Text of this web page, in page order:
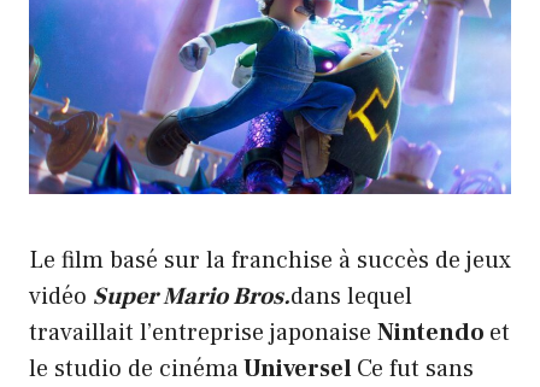
Le film basé sur la franchise à succès de jeux
vidéo Super Mario Bros.dans lequel
travaillait l’entreprise japonaise Nintendo et
le studio de cinémaUniverselCe fut sans